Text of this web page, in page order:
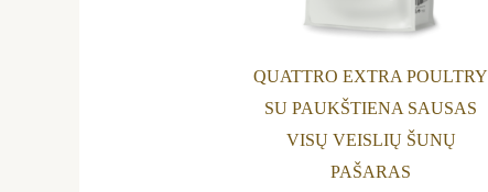
QUATTRO EXTRA POULTRY
SU PAUKŠTIENA SAUSAS
VISŲ VEISLIŲ ŠUNŲ
PAŠARAS
be
on
the
product